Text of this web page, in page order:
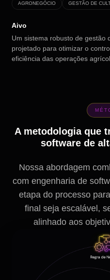
AGRONEGÓCIO GESTÃO DE
Aivo
Um sistema robusto de gestão
projetado para otimizar o
eficiência das operações
A metodologia que
software de
Nossa abordagem
com engenharia de
etapa do processo
final seja escalável,
alinhado aos